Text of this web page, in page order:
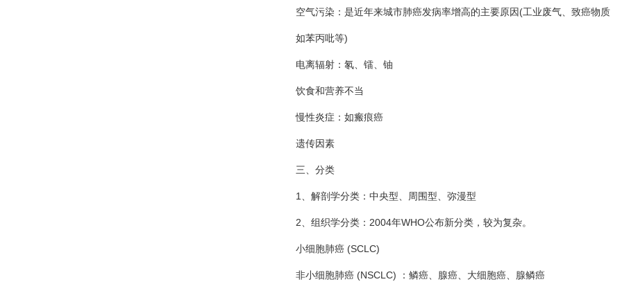
空气污染：是近年来城市肺癌发病率增高的主要原因(工业废气、致癌物质
如苯丙吡等)
电离辐射：氡、镭、铀
饮食和营养不当
慢性炎症：如瘢痕癌
遗传因素
三、分类
1、解剖学分类：中央型、周围型、弥漫型
2、组织学分类：2004年WHO公布新分类，较为复杂。
小细胞肺癌 (SCLC)
非小细胞肺癌 (NSCLC) ：鳞癌、腺癌、大细胞癌、腺鳞癌